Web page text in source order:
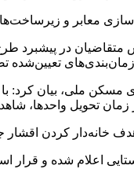
معابر و
متقاضیان در
تعیین‌شده
مسکن ملی، بیان
تحویل واحدها،
خانه‌دار کردن
اعلام شده و قرار